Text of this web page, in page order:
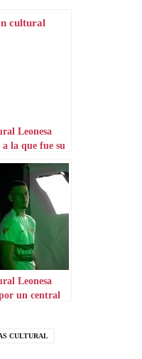
Leonesa
a la que fue su
Leonesa
un central
CULTURAL